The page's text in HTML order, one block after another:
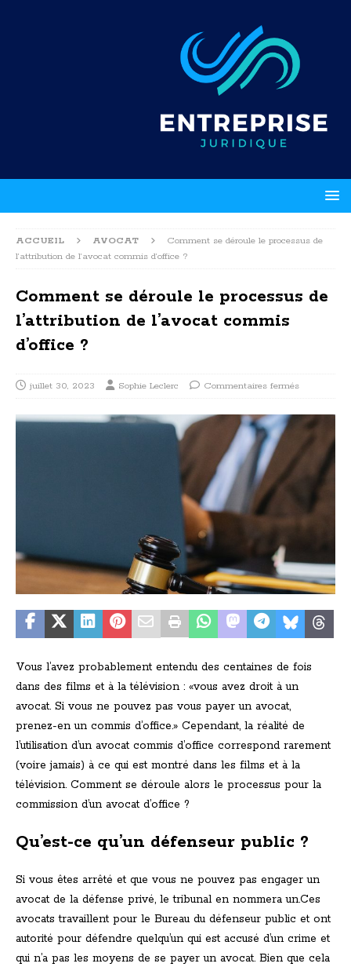
ACCUEIL AVOCAT
Comment se déroule le processus de
l’attribution de l’avocat commis d’office ?
Comment se déroule le processus de
l’attribution de l’avocat commis
d’office ?
juillet 30, 2023 Sophie Leclerc Commentaires fermés
Vous l’avez probablement entendu des centaines de fois
dans des films et à la télévision : «vous avez droit à un
avocat. Si vous ne pouvez pas vous payer un avocat,
prenez-en un commis d’office.» Cependant, la réalité de
l’utilisation d’un avocat commis d’office correspond rarement
(voire jamais) à ce qui est montré dans les films et à la
télévision. Comment se déroule alors le processus pour la
commission d’un avocat d’office ?
Qu’est-ce qu’un défenseur public ?
Si vous êtes arrêté et que vous ne pouvez pas engager un
avocat de la défense privé, le tribunal en nommera un.Ces
avocats travaillent pour le Bureau du défenseur public et ont
autorité pour défendre quelqu’un qui est accusé d’un crime et
qui n’a pas les moyens de se payer un avocat. Bien que cela